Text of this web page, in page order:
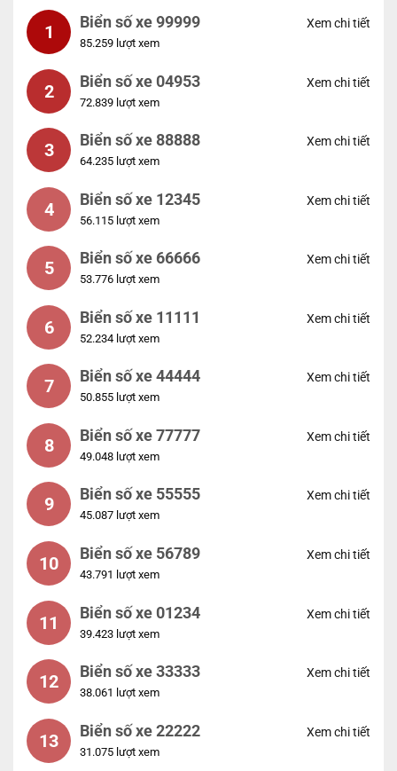
1 Biển số xe 99999
85.259 lượt xem
Xem chi tiết
2 Biển số xe 04953
72.839 lượt xem
Xem chi tiết
3 Biển số xe 88888
64.235 lượt xem
Xem chi tiết
4 Biển số xe 12345
56.115 lượt xem
Xem chi tiết
5 Biển số xe 66666
53.776 lượt xem
Xem chi tiết
6 Biển số xe 11111
52.234 lượt xem
Xem chi tiết
7 Biển số xe 44444
50.855 lượt xem
Xem chi tiết
8 Biển số xe 77777
49.048 lượt xem
Xem chi tiết
9 Biển số xe 55555
45.087 lượt xem
Xem chi tiết
10 Biển số xe 56789
43.791 lượt xem
Xem chi tiết
11 Biển số xe 01234
39.423 lượt xem
Xem chi tiết
12 Biển số xe 33333
38.061 lượt xem
Xem chi tiết
13 Biển số xe 22222
31.075 lượt xem
Xem chi tiết